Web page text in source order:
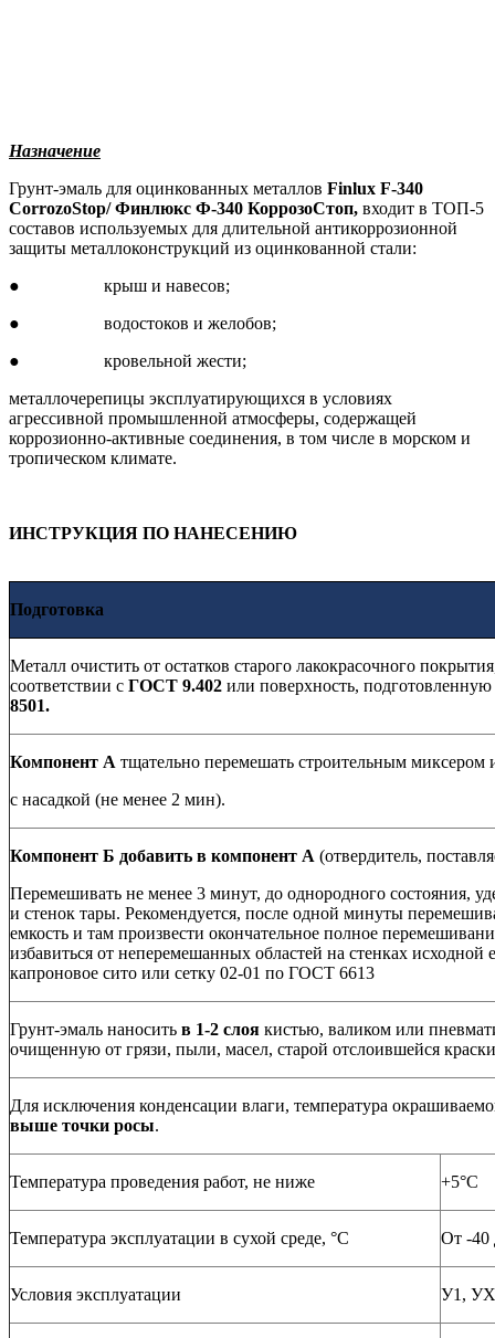
Назначение
Грунт-эмаль для оцинкованных металлов Finlux F-340
CorrozoStop/ Финлюкс Ф-340 КоррозоСтоп, входит в ТОП-5
составов используемых для длительной антикоррозионной
защиты металлоконструкций из оцинкованной стали:
● крыш и навесов;
● водостоков и желобов;
● кровельной жести;
металлочерепицы эксплуатирующихся в условиях
агрессивной промышленной атмосферы, содержащей
коррозионно-активные соединения, в том числе в морском и
тропическом климате.
ИНСТРУКЦИЯ ПО НАНЕСЕНИЮ
Подготовка
Металл очистить от остатков старого лакокрасочного
соответствии с ГОСТ 9.402 или поверхность,
8501.
Компонент А тщательно перемешать строительным миксером
с насадкой (не менее 2 мин).
Компонент Б добавить в компонент А (отвердитель,
Перемешивать не менее 3 минут, до однородного состояния,
и стенок тары. Рекомендуется, после одной минуты
емкость и там произвести окончательное полное
избавиться от неперемешанных областей на стенках исходной
капроновое сито или сетку 02-01 по ГОСТ 6613
Грунт-эмаль наносить в 1-2 слоя кистью, валиком или
очищенную от грязи, пыли, масел, старой отслоившейся
Для исключения конденсации влаги, температура
выше точки росы.
Температура проведения работ, не ниже +5°С
Температура эксплуатации в сухой среде, °С От -40
Условия эксплуатации У1,